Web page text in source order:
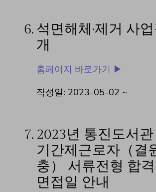
6. 석면해체·제거 사
개
홈페이지 바로가기 ▶
작성일: 2023-05-02 ~
7. 2023년 통진도서
기간제근로자（결
충） 서류전형 합
면접일 안내